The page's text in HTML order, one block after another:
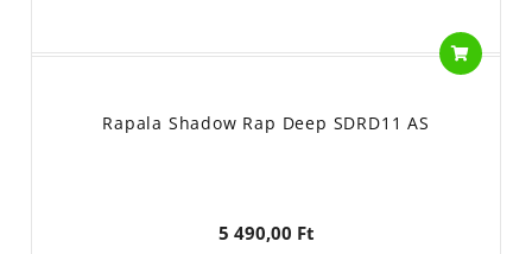
Rapala Shadow Rap Deep SDRD11 AS
5 490,00 Ft